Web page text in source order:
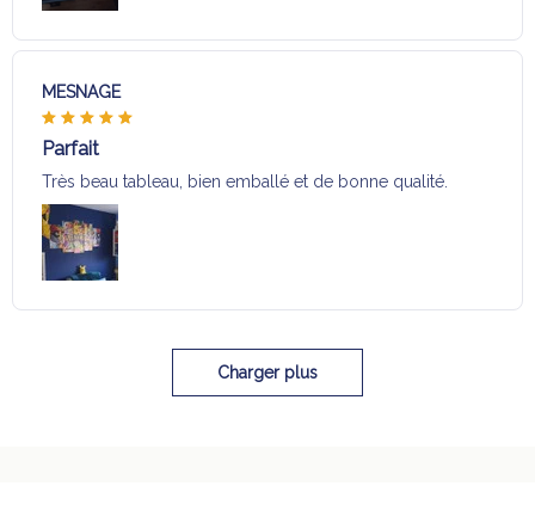
MESNAGE
Parfait
Très beau tableau, bien emballé et de bonne qualité.
Charger plus